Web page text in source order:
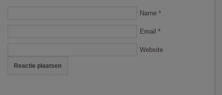
Name *
Email *
Website